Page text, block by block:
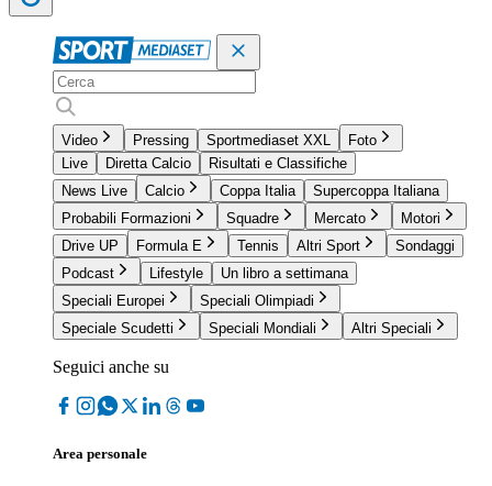
Video Pressing Sportmediaset XXL
Foto
Live
Diretta Calcio
Risultati e Classifiche
News Live
Calcio Coppa Italia
Supercoppa Italiana
Probabili Formazioni
Squadre Mercato
Motori
Drive UP
Formula E Tennis Altri Sport
Sondaggi
Podcast
Lifestyle
Un libro a settimana
Speciali Europei
Speciali Olimpiadi
Speciale Scudetti
Speciali Mondiali Altri Speciali
Seguici anche su
Area personale